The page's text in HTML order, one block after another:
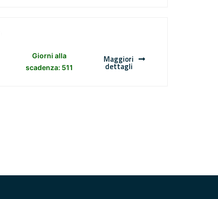
Giorni alla
scadenza: 511
Maggiori
dettagli